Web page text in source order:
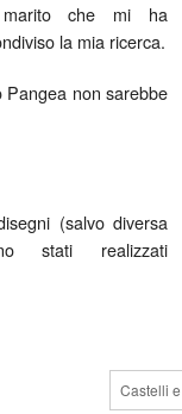
che mi ha
la mia ricerca.
Pangea non sarebbe
(salvo diversa
stati realizzati
Castelli